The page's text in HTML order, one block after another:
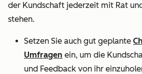
der Kundschaft jederzeit mit Rat
stehen.
Setzen Sie auch gut geplante
Umfragen ein, um die
und Feedback von ihr